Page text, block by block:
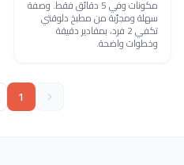
مكونات وفي 5 دقائق فقط. وصفة
سهلة ومجرّبة من مطبخ دلوقتي
تكفي 2 فرد، بمقادير دقيقة
وخطوات واضحة.
1